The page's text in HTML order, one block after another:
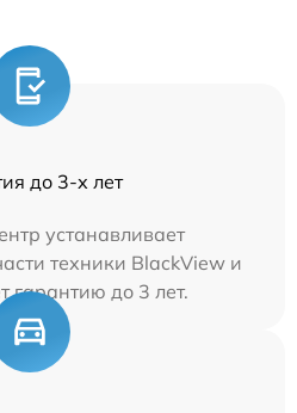
до 3-х лет
устанавливает
техники BlackView и
гарантию до 3 лет.